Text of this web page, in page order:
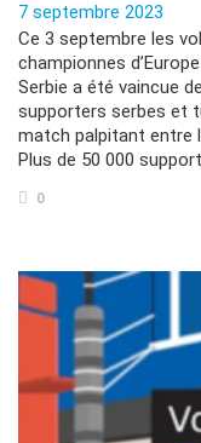
7 septembre 2023
Ce 3 septembre les
championnes
Serbie a été vaincue
supporters serbes et
match palpitant entre
Plus de 50 000
0